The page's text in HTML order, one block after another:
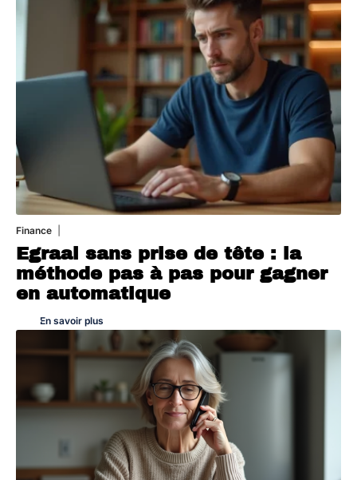
Finance
Egraal sans prise de tête : la
méthode pas à pas pour gagner
en automatique
En savoir plus